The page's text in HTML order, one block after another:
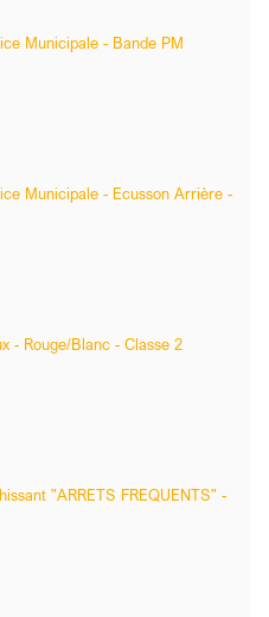
Municipale - Bande PM
Municipale - Ecusson Arrière -
- Rouge/Blanc - Classe 2
"ARRETS FREQUENTS" -